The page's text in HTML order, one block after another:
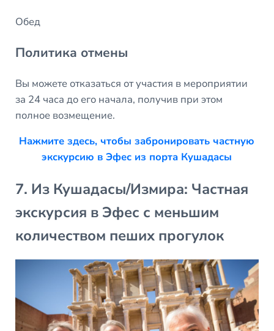
Обед
Политика отмены
Вы можете отказаться от участия в мероприятии
за 24 часа до его начала, получив при этом
полное возмещение.
Нажмите здесь, чтобы забронировать частную
экскурсию в Эфес из порта Кушадасы
7. Из Кушадасы/Измира: Частная
экскурсия в Эфес с меньшим
количеством пеших прогулок